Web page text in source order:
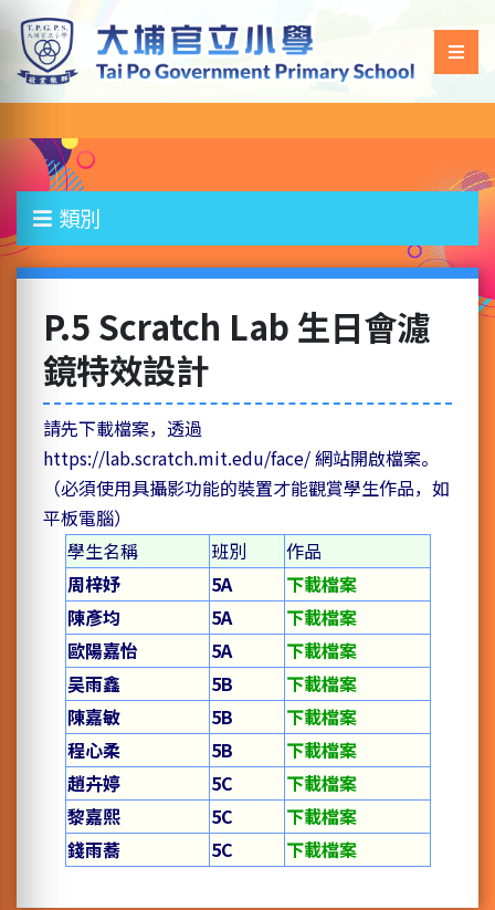
類別
P.5 Scratch Lab 生日會濾
鏡特效設計
請先下載檔案，透過
https://lab.scratch.mit.edu/face/ 網站開啟檔案。
（必須使用具攝影功能的裝置才能觀賞學生作品，如
平板電腦）
學生名稱
班別
作品
周梓妤
5A
下載檔案
陳彥均
5A
下載檔案
歐陽嘉怡
5A
下載檔案
吴雨鑫
5B
下載檔案
陳嘉敏
5B
下載檔案
程心柔
5B
下載檔案
趙卉婷
5C
下載檔案
黎嘉熙
5C
下載檔案
錢雨蕎
5C 下載檔案